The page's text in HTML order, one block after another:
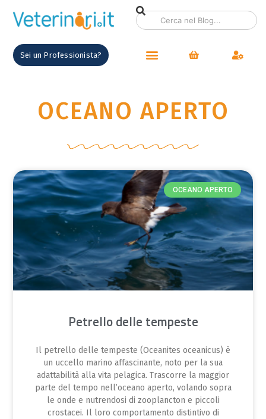
Sei un Professionista?
OCEANO APERTO
OCEANO APERTO
Petrello delle tempeste
Il petrello delle tempeste (Oceanites oceanicus) è
un uccello marino affascinante, noto per la sua
adattabilità alla vita pelagica. Trascorre la maggior
parte del tempo nell’oceano aperto, volando sopra
le onde e nutrendosi di zooplancton e piccoli
crostacei. Il loro comportamento distintivo di